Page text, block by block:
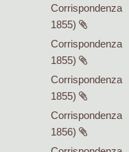
Corrispondenza
1855)
Corrispondenza
1855)
Corrispondenza
1855)
Corrispondenza
1856)